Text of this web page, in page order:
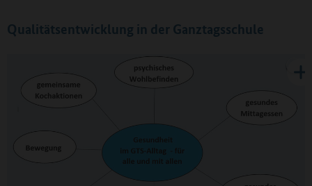
Qualitätsentwicklung in der Ganztagsschule